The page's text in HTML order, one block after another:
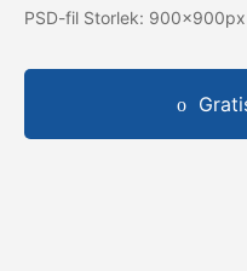
PSD-fil Storlek: